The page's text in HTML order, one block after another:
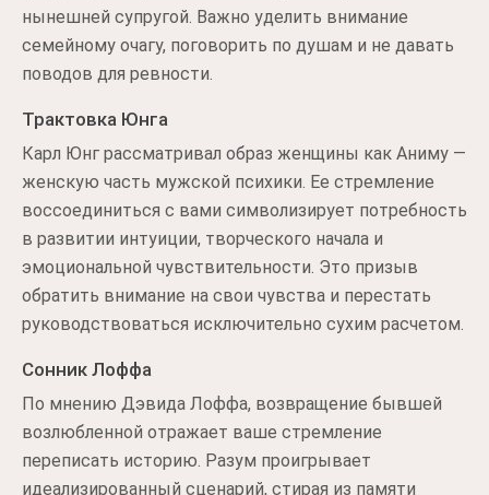
нынешней супругой. Важно уделить внимание
семейному очагу, поговорить по душам и не давать
поводов для ревности.
Трактовка Юнга
Карл Юнг рассматривал образ женщины как Аниму —
женскую часть мужской психики. Ее стремление
воссоединиться с вами символизирует потребность
в развитии интуиции, творческого начала и
эмоциональной чувствительности. Это призыв
обратить внимание на свои чувства и перестать
руководствоваться исключительно сухим расчетом.
Сонник Лоффа
По мнению Дэвида Лоффа, возвращение бывшей
возлюбленной отражает ваше стремление
переписать историю. Разум проигрывает
идеализированный сценарий, стирая из памяти